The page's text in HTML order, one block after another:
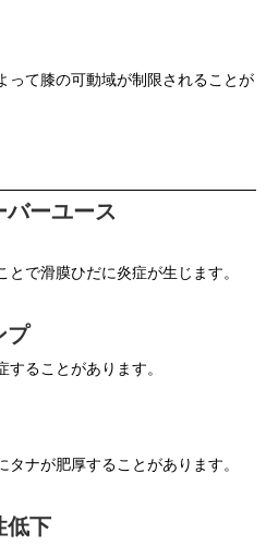
って膝の可動域が制限されることが
バーユース
で滑膜ひだに炎症が生じます。
プ
ることがあります。
ナが肥厚することがあります。
低下